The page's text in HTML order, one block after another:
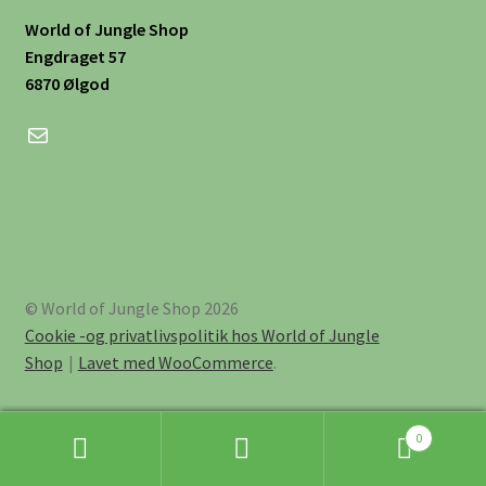
World of Jungle Shop
Engdraget 57
6870 Ølgod
Mail
© World of Jungle Shop 2026
Cookie -og privatlivspolitik hos World of Jungle
Shop
Lavet med WooCommerce.
0